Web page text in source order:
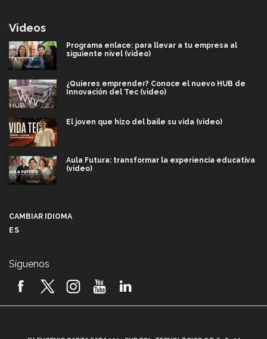
Videos
Programa enlace: para llevar a tu empresa al
siguiente nivel (video)
¿Quieres emprender? Conoce el nuevo HUB de
Innovación del Tec (video)
El joven que hizo del baile su vida (video)
Aula Futura: transformar la experiencia educativa
(video)
2026! (video)
CAMBIAR IDIOMA
ES
Síguenos